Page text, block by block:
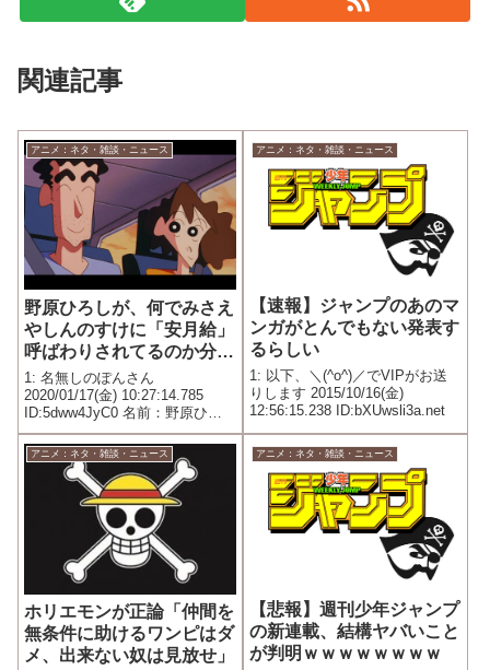
関連記事
アニメ：ネタ・雑談・ニュース
野原ひろしが、何でみさえ
やしんのすけに「安月給」
呼ばわりされてるのか分か
らない、みさえの「今月も
赤字だわー」発言もあり得
ないだろ
1: 名無しのぽんさん
2020/01/17(金) 10:27:14.785
ID:5dww4JyC0 名前：野原ひろ
し 声優：藤原啓治・森川智之 年
齢：35歳 出身地：秋田県大仙市
現住所：埼玉県春日部市 家族：
妻、子2人、犬 家：埼玉に...
アニメ：ネタ・雑談・ニュース
【速報】ジャンプのあのマ
ンガがとんでもない発表す
るらしい
1: 以下、＼(^o^)／でVIPがお送
りします 2015/10/16(金)
12:56:15.238 ID:bXUwsli3a.net
アニメ：ネタ・雑談・ニュース
ホリエモンが正論「仲間を
無条件に助けるワンピはダ
メ、出来ない奴は見放せ」
アニメ：ネタ・雑談・ニュース
【悲報】週刊少年ジャンプ
の新連載、結構ヤバいこと
が判明ｗｗｗｗｗｗｗｗ